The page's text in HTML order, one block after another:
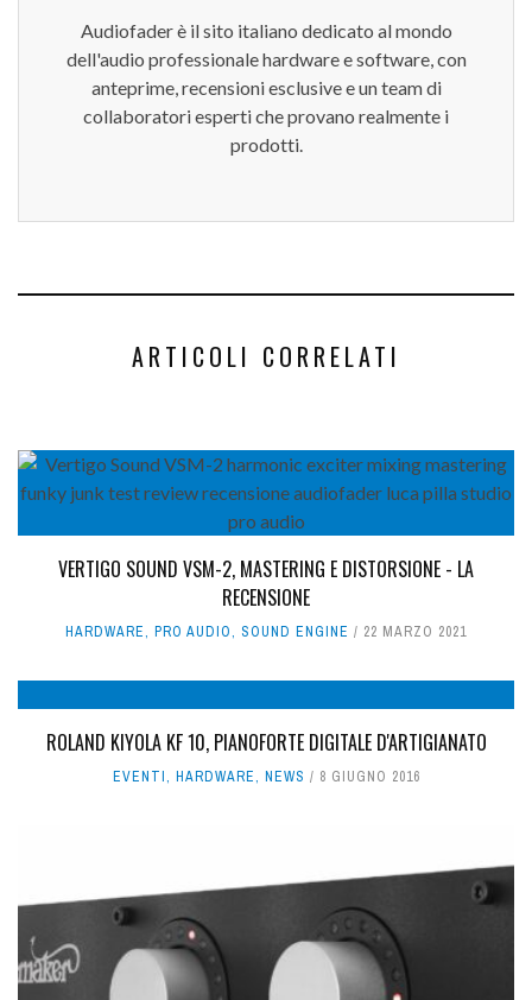
Audiofader è il sito italiano dedicato al mondo
dell'audio professionale hardware e software, con
anteprime, recensioni esclusive e un team di
collaboratori esperti che provano realmente i
prodotti.
ARTICOLI CORRELATI
VERTIGO SOUND VSM-2, MASTERING E DISTORSIONE - LA
RECENSIONE
HARDWARE, PRO AUDIO, SOUND ENGINE 22 MARZO 2021
ROLAND KIYOLA KF 10, PIANOFORTE DIGITALE D'ARTIGIANATO
EVENTI, HARDWARE, NEWS 8 GIUGNO 2016